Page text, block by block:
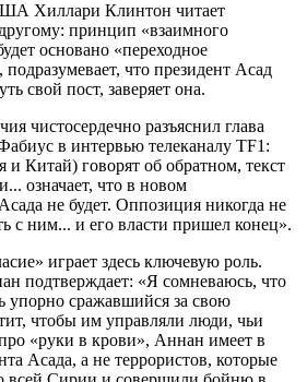
Хиллари Клинтон читает
принцип «взаимного
основано «переходное
что президент Асад
свой пост, заверяет она.
чистосердечно разъяснил глава
в интервью телеканалу TF1:
и Китай) говорят об обратном, текст
означает, что в новом
не будет. Оппозиция никогда не
с ним... и его власти пришел конец».
играет здесь ключевую роль.
подтверждает: «Я сомневаюсь, что
упорно сражавшийся за свою
чтобы им управляли люди, чьи
«руки в крови», Аннан имеет в
Асада, а не террористов, которые